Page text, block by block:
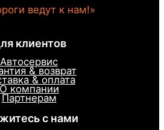
ведут к нам!»
клиентов
Автосервис
& возврат
& оплата
О компании
Партнерам
с нами